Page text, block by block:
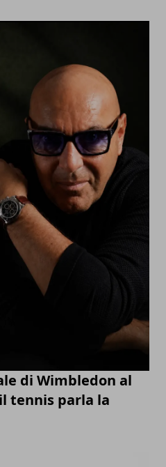
di Wimbledon al
tennis parla la